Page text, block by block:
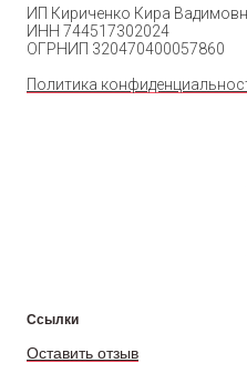
ИП Кириченко Кира
ИНН 744517302024
ОГРНИП 320470400057860
Политика
Ссылки
Оставить отзыв